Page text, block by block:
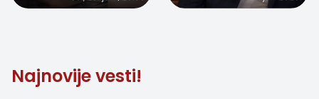
Najnovije vesti!